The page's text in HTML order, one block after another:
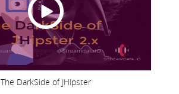
The DarkSide of JHipster